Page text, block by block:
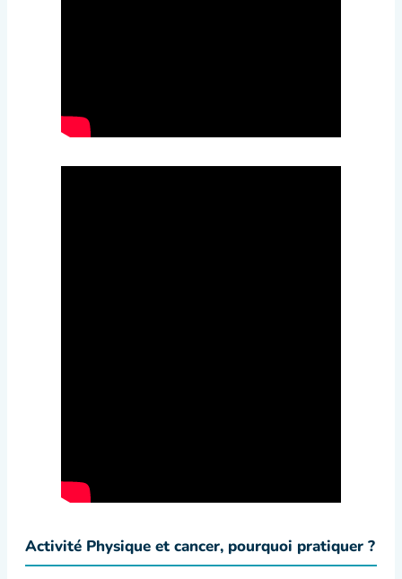
Activité Physique et cancer, pourquoi pratiquer ?